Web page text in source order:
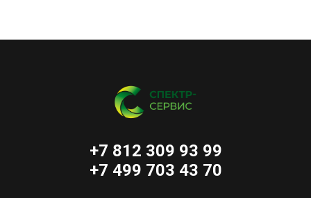
+7 812 309 93 99
+7 499 703 43 70